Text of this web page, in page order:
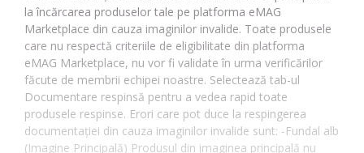
la încărcarea produselor tale pe platforma eMAG
Marketplace din cauza imaginilor invalide. Toate produsele
care nu respectă criteriile de eligibilitate din platforma
eMAG Marketplace, nu vor fi validate în urma verificărilor
făcute de membrii echipei noastre. Selectează tab-ul
Documentare respinsă pentru a vedea rapid toate
produsele respinse. Erori care pot duce la respingerea
documentației din cauza imaginilor invalide sunt: -Fundal alb
(Imagine Principală) Produsul din imaginea principală nu